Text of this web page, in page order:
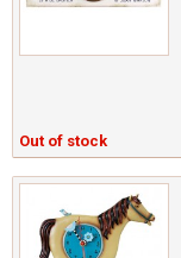
Out of stock